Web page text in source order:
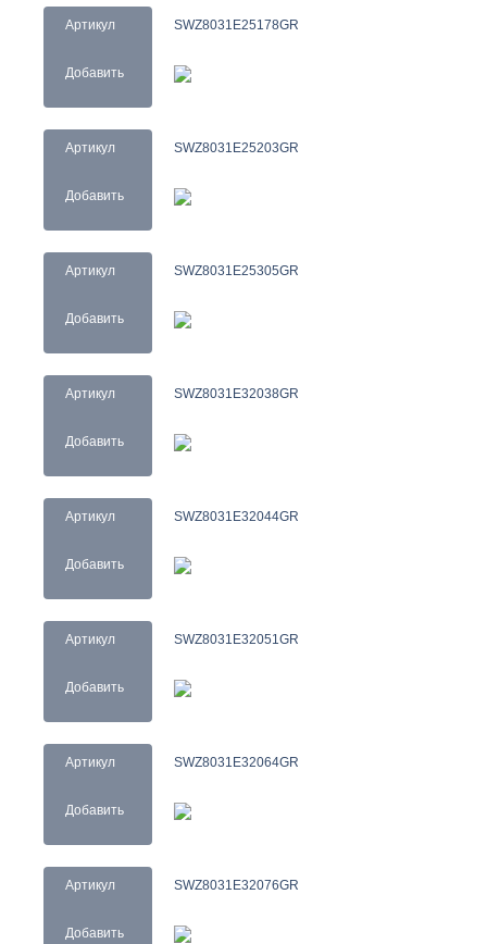
Артикул
Добавить
SWZ8031E25178GR
Артикул
Добавить
SWZ8031E25203GR
Артикул
Добавить
SWZ8031E25305GR
Артикул
Добавить
SWZ8031E32038GR
Артикул
Добавить
SWZ8031E32044GR
Артикул
Добавить
SWZ8031E32051GR
Артикул
Добавить
SWZ8031E32064GR
Артикул
Добавить
SWZ8031E32076GR